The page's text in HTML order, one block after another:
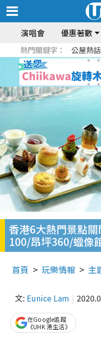
演唱會 優惠著數
熱門關鍵字： 公屋熱話
香港6大熱門景點
100/昂坪360/蠟像
首頁 玩樂情報 主
文: Eunice Lam
在Google追蹤
《UHK 港生活》